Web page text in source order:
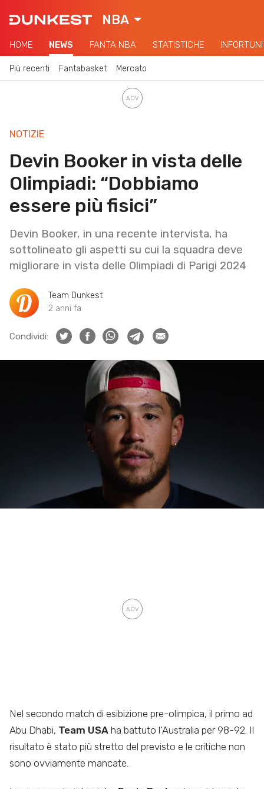
NBA
HOME NEWS FANTA NBA STATISTICHE INFORTUNI
Più recenti Fantabasket Mercato
NOTIZIE
Devin Booker in vista delle
Olimpiadi: “Dobbiamo
essere più fisici”
Devin Booker, in una recente intervista, ha
sottolineato gli aspetti su cui la squadra deve
migliorare in vista delle Olimpiadi di Parigi 2024
Team Dunkest
2 anni fa
Condividi:
Nel secondo match di esibizione pre-olimpica, il primo ad
Abu Dhabi, Team USA ha battuto l’Australia per 98-92. Il
risultato è stato più stretto del previsto e le critiche non
sono ovviamente mancate.